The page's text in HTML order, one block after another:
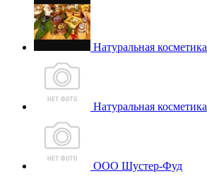
Натуральная косметика
Натуральная косметика
ООО Шустер-Фуд